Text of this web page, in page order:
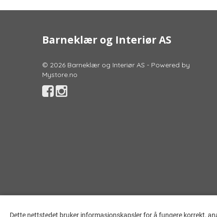
Barneklær og Interiør AS
© 2026 Barneklær og Interiør AS - Powered by
Mystore.no
Dette nettstedet bruker informasjonskapsler for å fungere korrekt,